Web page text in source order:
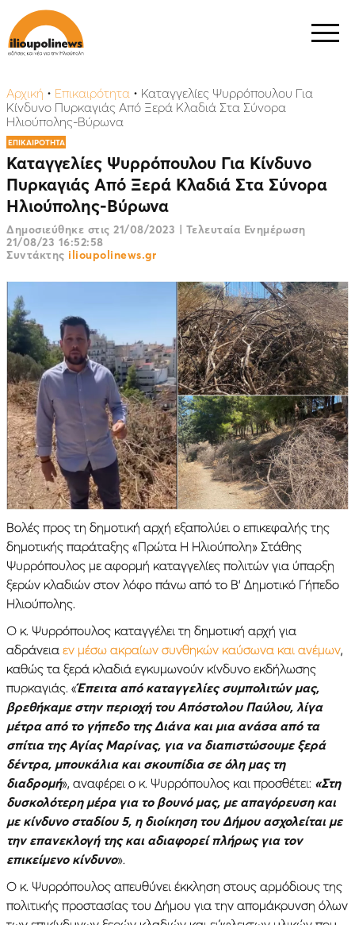
Αρχική • Επικαιρότητα • Καταγγελίες Ψυρρόπουλου Για
Κίνδυνο Πυρκαγιάς Από Ξερά Κλαδιά Στα Σύνορα
Ηλιούπολης-Βύρωνα
ΕΠΙΚΑΙΡΟΤΗΤΑ
Καταγγελίες Ψυρρόπουλου Για Κίνδυνο
Πυρκαγιάς Από Ξερά Κλαδιά Στα Σύνορα
Ηλιούπολης-Βύρωνα
Δημοσιεύθηκε στις 21/08/2023 | Τελευταία Ενημέρωση
21/08/23 16:52:58
Συντάκτης ilioupolinews.gr
Bολές προς τη δημοτική αρχή εξαπολύει ο επικεφαλής της
δημοτικής παράταξης «Πρώτα Η Ηλιούπολη» Στάθης
Ψυρρόπουλος με αφορμή καταγγελίες πολιτών για ύπαρξη
ξερών κλαδιών στον λόφο πάνω από το Β’ Δημοτικό Γήπεδο
Ηλιούπολης.
Ο κ. Ψυρρόπουλος καταγγέλει τη δημοτική αρχή για
αδράνεια εν μέσω ακραίων συνθηκών καύσωνα και ανέμων,
καθώς τα ξερά κλαδιά εγκυμωνούν κίνδυνο εκδήλωσης
πυρκαγιάς. «Έπειτα από καταγγελίες συμπολιτών μας,
βρεθήκαμε στην περιοχή του Απόστολου Παύλου, λίγα
μέτρα από το γήπεδο της Διάνα και μια ανάσα από τα
σπίτια της Αγίας Μαρίνας, για να διαπιστώσουμε ξερά
δέντρα, μπουκάλια και σκουπίδια σε όλη μας τη
διαδρομή», αναφέρει ο κ. Ψυρρόπουλος και προσθέτει: «Στη
δυσκολότερη μέρα για το βουνό μας, με απαγόρευση και
με κίνδυνο σταδίου 5, η διοίκηση του Δήμου ασχολείται με
την επανεκλογή της και αδιαφορεί πλήρως για τον
επικείμενο κίνδυνο».
Ο κ. Ψυρρόπουλος απευθύνει έκκληση στους αρμόδιους της
πολιτικής προστασίας του Δήμου για την απομάκρυνση όλων